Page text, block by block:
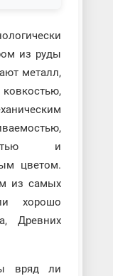
из руды
металл,
и
цветом.
из самых
хорошо
Древних
вряд ли